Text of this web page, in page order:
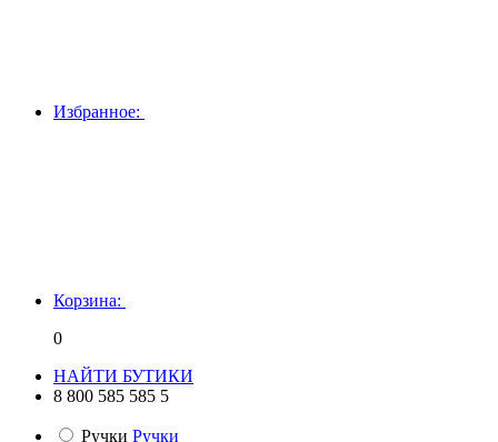
Избранное:
Корзина:
0
НАЙТИ БУТИКИ
8 800 585 585 5
Ручки Ручки